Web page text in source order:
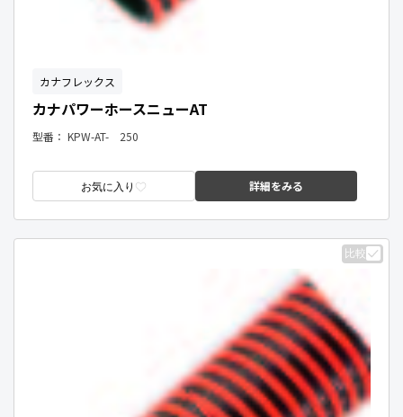
カナフレックス
カナパワーホースニューAT
型番： KPW-AT- 250
お気に入り 詳細をみる
比較